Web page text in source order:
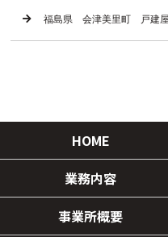
福島県 会津美里町 戸建屋
HOME
業務内容
事業所概要